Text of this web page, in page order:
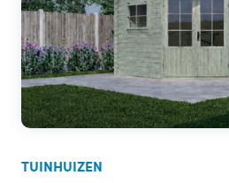
TUINHUIZEN